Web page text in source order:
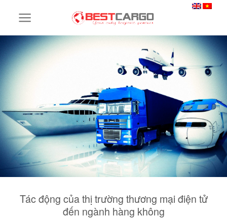
Tác động của thị trường thương mại điện tử
đến ngành hàng không